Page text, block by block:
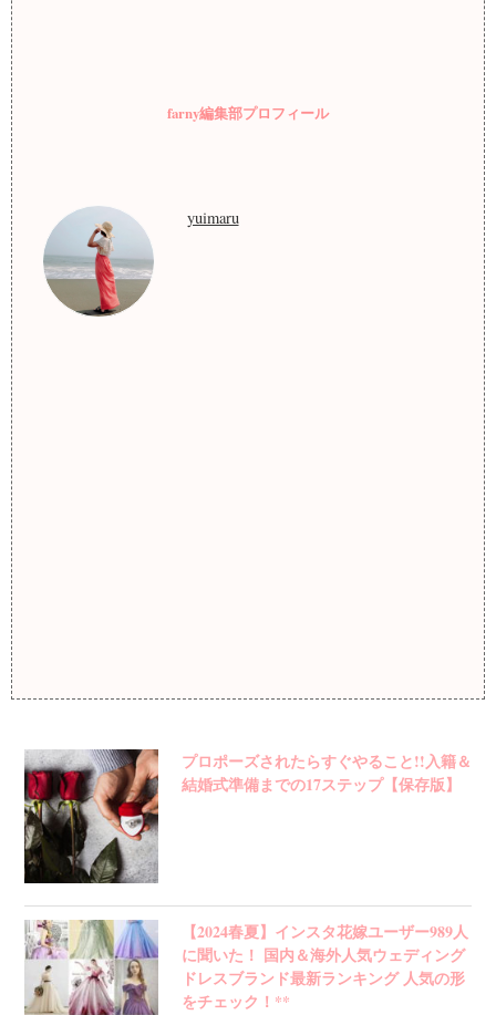
farny編集部プロフィール
yuimaru
プロポーズされたらすぐやること!!入籍＆
結婚式準備までの17ステップ【保存版】
【2024春夏】インスタ花嫁ユーザー989人
に聞いた！ 国内＆海外人気ウェディング
ドレスブランド最新ランキング 人気の形
をチェック！**